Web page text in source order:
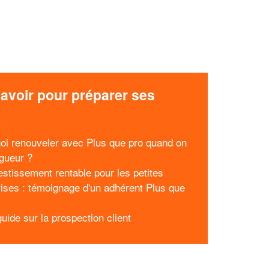
pour préparer ses
renouveler avec Plus que pro quand on
?
rentable pour les petites
: témoignage d'un adhérent Plus que
sur la prospection client